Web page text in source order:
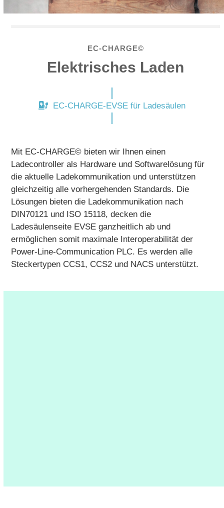
EC-CHARGE©
Elektrisches Laden
EC-CHARGE-EVSE für Ladesäulen
Mit EC-CHARGE© bieten wir Ihnen einen
Ladecontroller als Hardware und Softwarelösung für
die aktuelle Ladekommunikation und unterstützen
gleichzeitig alle vorhergehenden Standards. Die
Lösungen bieten die Ladekommunikation nach
DIN70121 und ISO 15118, decken die
Ladesäulenseite EVSE ganzheitlich ab und
ermöglichen somit maximale Interoperabilität der
Power-Line-Communication PLC. Es werden alle
Steckertypen CCS1, CCS2 und NACS unterstützt.